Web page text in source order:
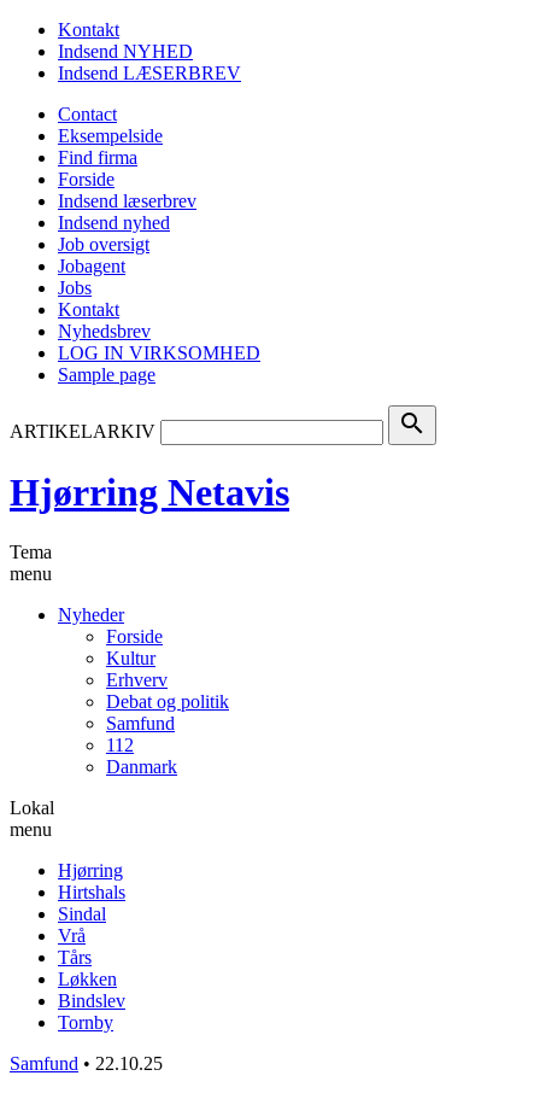
Kontakt
Indsend NYHED
Indsend LÆSERBREV
Contact
Eksempelside
Find firma
Forside
Indsend læserbrev
Indsend nyhed
Job oversigt
Jobagent
Jobs
Kontakt
Nyhedsbrev
LOG IN VIRKSOMHED
Sample page
ARTIKELARKIV search
Hjørring Netavis
Tema
menu
Nyheder
Forside
Kultur
Erhverv
Debat og politik
Samfund
112
Danmark
Lokal
menu
Hjørring
Hirtshals
Sindal
Vrå
Tårs
Løkken
Bindslev
Tornby
Samfund • 22.10.25